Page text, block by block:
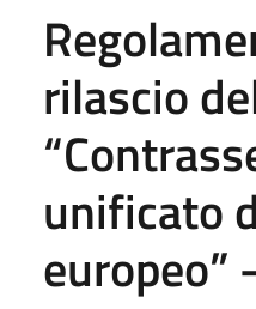
rilascio
unificato
europeo”